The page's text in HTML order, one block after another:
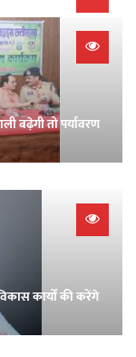
बढ़ेगी तो पर्यावरण
कार्यों की करेंगे